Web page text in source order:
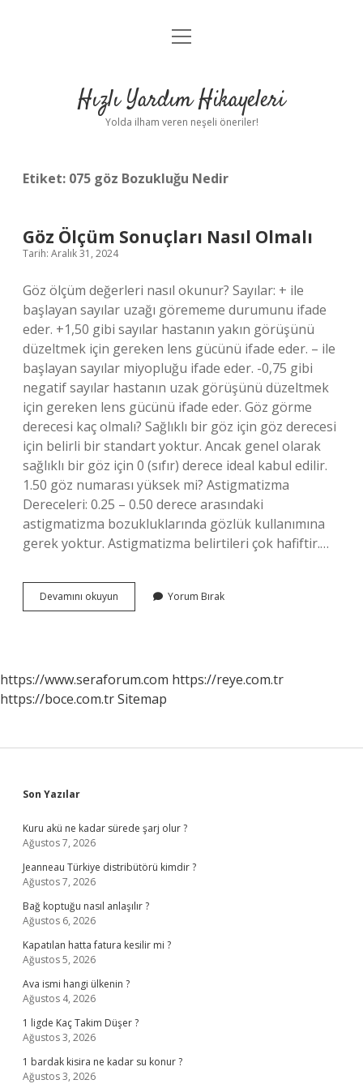
Anasayfa
Yasal Uyarı
menüyü
Hızlı Yardım Hikayeleri
Yolda ilham veren neşeli öneriler!
Etiket: 075 göz Bozukluğu Nedir
Göz Ölçüm Sonuçları Nasıl Olmalı
Tarih: Aralık 31, 2024
Göz ölçüm değerleri nasıl okunur? Sayılar: + ile
başlayan sayılar uzağı görememe durumunu ifade
eder. +1,50 gibi sayılar hastanın yakın görüşünü
düzeltmek için gereken lens gücünü ifade eder. – ile
başlayan sayılar miyopluğu ifade eder. -0,75 gibi
negatif sayılar hastanın uzak görüşünü düzeltmek
için gereken lens gücünü ifade eder. Göz görme
derecesi kaç olmalı? Sağlıklı bir göz için göz derecesi
için belirli bir standart yoktur. Ancak genel olarak
sağlıklı bir göz için 0 (sıfır) derece ideal kabul edilir.
1.50 göz numarası yüksek mi? Astigmatizma
Dereceleri: 0.25 – 0.50 derece arasındaki
astigmatizma bozukluklarında gözlük kullanımına
gerek yoktur. Astigmatizma belirtileri çok hafiftir.…
Devamını okuyun
Ölçüm
Yorum Bırak
https://www.seraforum.com https://reye.com.tr
https://boce.com.trSitemap
Sidebar
Son Yazılar
Kuru akü ne kadar sürede şarj olur ?
Ağustos 7, 2026
Jeanneau Türkiye distribütörü kimdir ?
Ağustos 7, 2026
Bağ koptuğu nasıl anlaşılır ?
Ağustos 6, 2026
Kapatılan hatta fatura kesilir mi ?
Ağustos 5, 2026
Ava ismi hangi ülkenin ?
Ağustos 4, 2026
1 ligde Kaç Takim Düşer ?
Ağustos 3, 2026
1 bardak kisira ne kadar su konur ?
Ağustos 3, 2026